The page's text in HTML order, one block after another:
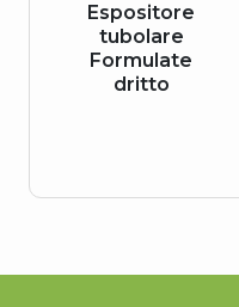
Espositore
tubolare
Formulate
dritto